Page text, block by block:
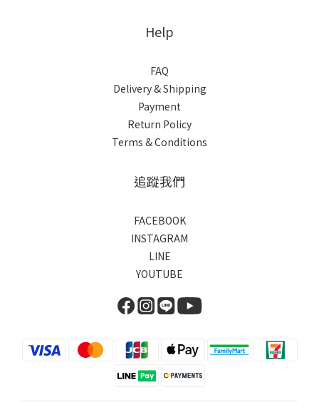
Help
FAQ
Delivery & Shipping
Payment
Return Policy
Terms & Conditions
追蹤我們
FACEBOOK
INSTAGRAM
LINE
YOUTUBE